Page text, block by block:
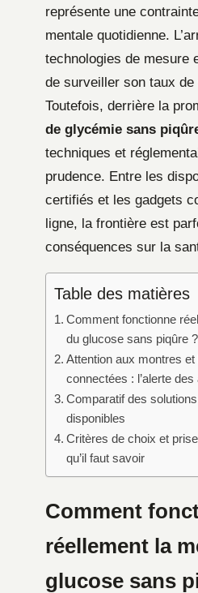
représente une
mentale quotidienne.
technologies de mesure
de surveiller son taux
Toutefois, derrière la
de glycémie sans
techniques et
prudence. Entre les
certifiés et les gadgets
ligne, la frontière est
conséquences sur la
Table des matières
Comment fonctionne
du glucose sans piqûre ?
Attention aux montres et
connectées : l’alerte des
Comparatif des
disponibles
Critères de choix et
qu’il faut savoir
Comment
réellement la
glucose sans